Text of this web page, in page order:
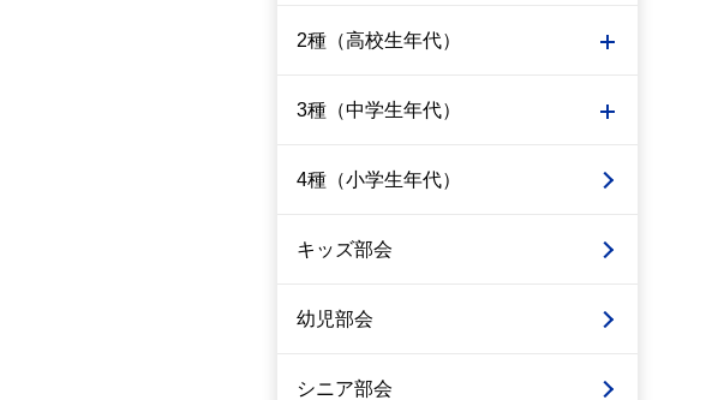
2種（高校生年代）
3種（中学生年代）
4種（小学生年代）
キッズ部会
幼児部会
シニア部会